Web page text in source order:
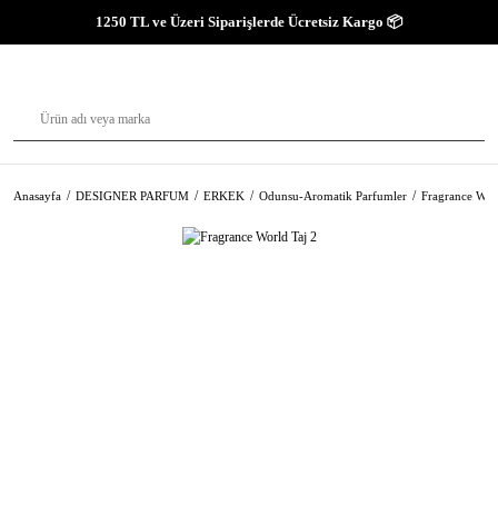
1250 TL ve Üzeri Siparişlerde Ücretsiz Kargo 📦
Anasayfa DESIGNER PARFUM ERKEK Odunsu-Aromatik Parfumler Fragrance